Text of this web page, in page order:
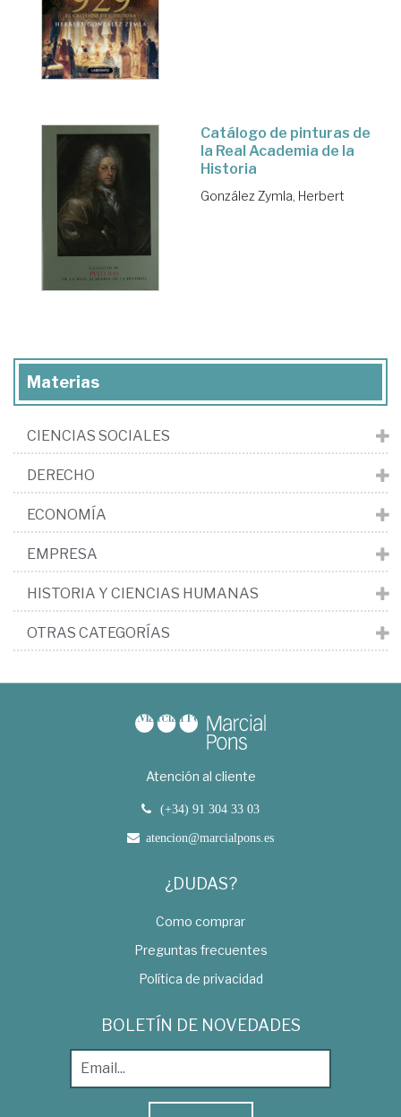
Catálogo de pinturas de
la Real Academia de la
Historia
González Zymla, Herbert
Materias
CIENCIAS SOCIALES
DERECHO
ECONOMÍA
EMPRESA
HISTORIA Y CIENCIAS HUMANAS
OTRAS CATEGORÍAS
Atención al cliente
(+34) 91 304 33 03
atencion@marcialpons.es
¿DUDAS?
Como comprar
Preguntas frecuentes
Política de privacidad
BOLETÍN DE NOVEDADES